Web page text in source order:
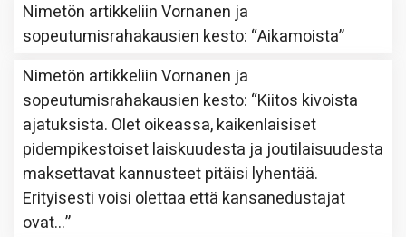
Nimetön artikkeliinVornanen ja
sopeutumisrahakausien kesto: “Aikamoista”
Nimetön artikkeliinVornanen ja
sopeutumisrahakausien kesto: “Kiitos kivoista
ajatuksista. Olet oikeassa, kaikenlaisiset
pidempikestoiset laiskuudesta ja joutilaisuudesta
maksettavat kannusteet pitäisi lyhentää.
Erityisesti voisi olettaa että kansanedustajat
ovat…”